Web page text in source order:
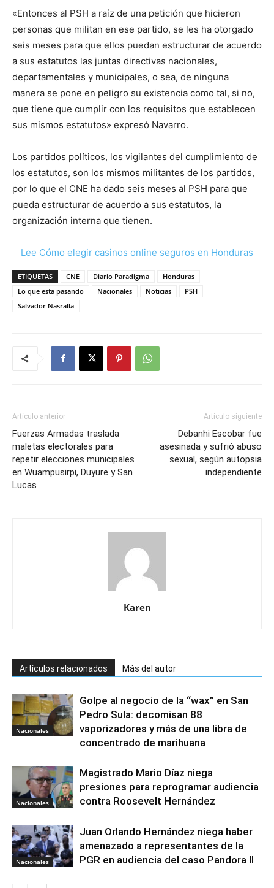
«Entonces al PSH a raíz de una petición que hicieron
personas que militan en ese partido, se les ha otorgado
seis meses para que ellos puedan estructurar de acuerdo
a sus estatutos las juntas directivas nacionales,
departamentales y municipales, o sea, de ninguna
manera se pone en peligro su existencia como tal, si no,
que tiene que cumplir con los requisitos que establecen
sus mismos estatutos» expresó Navarro.
Los partidos políticos, los vigilantes del cumplimiento de
los estatutos, son los mismos militantes de los partidos,
por lo que el CNE ha dado seis meses al PSH para que
pueda estructurar de acuerdo a sus estatutos, la
organización interna que tienen.
Lee Cómo elegir casinos online seguros en Honduras
ETIQUETAS CNE Diario Paradigma
Honduras
Lo que esta pasando
Nacionales Noticias
PSH
Salvador Nasralla
Artículo anterior
Fuerzas Armadas traslada
maletas electorales para
repetir elecciones municipales
en Wuampusirpi, Duyure y San
Lucas
Artículo siguiente
Debanhi Escobar fue
asesinada y sufrió abuso
sexual, según autopsia
independiente
Karen
Artículos relacionados Más del autor
Nacionales
Golpe al negocio de la “wax” en San
Pedro Sula: decomisan 88
vaporizadores y más de una libra de
concentrado de marihuana
Nacionales
Magistrado Mario Díaz niega
presiones para reprogramar audiencia
contra Roosevelt Hernández
Nacionales
Juan Orlando Hernández niega haber
amenazado a representantes de la
PGR en audiencia del caso Pandora II